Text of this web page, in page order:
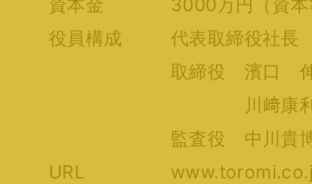
資本金
3000万円（資
役員構成
代表取締役社
取締役 濱口
川﨑康利
監査役 中川貴
URL